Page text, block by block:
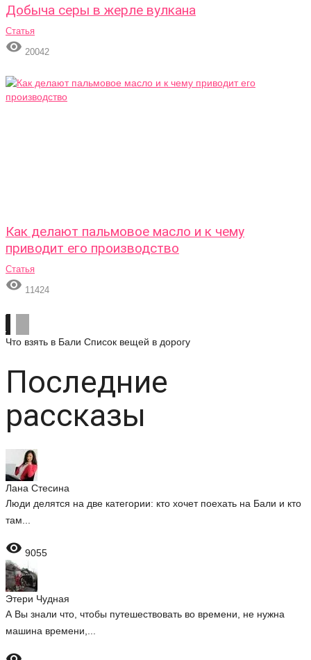
Добыча серы в жерле вулкана
Статья
 20042
Как делают пальмовое масло и к чему
приводит его производство
Статья
 11424
Что взять в Бали Список вещей в дорогу
Последние
рассказы
Лана Стесина
Люди делятся на две категории: кто хочет поехать на Бали и кто
там...
 9055
Этери Чудная
А Вы знали что, чтобы путешествовать во времени, не нужна
машина времени,...